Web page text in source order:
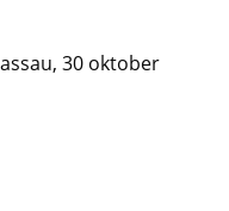
30 oktober